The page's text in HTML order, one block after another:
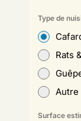
Type de
Rats
Autre
Surface